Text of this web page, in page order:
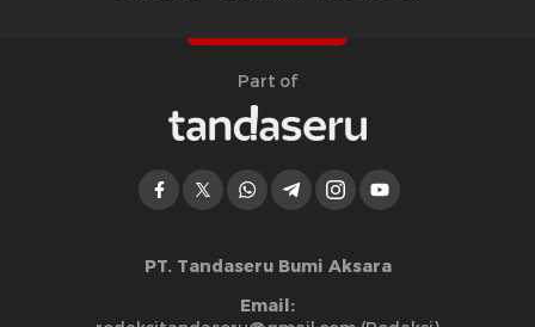
Part of
PT. Tandaseru Bumi Aksara
Email: